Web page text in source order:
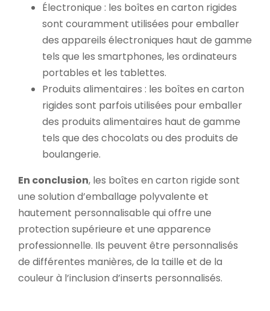
Électronique : les boîtes en carton rigides
sont couramment utilisées pour emballer
des appareils électroniques haut de gamme
tels que les smartphones, les ordinateurs
portables et les tablettes.
Produits alimentaires : les boîtes en carton
rigides sont parfois utilisées pour emballer
des produits alimentaires haut de gamme
tels que des chocolats ou des produits de
boulangerie.
En conclusion, les boîtes en carton rigide sont
une solution d’emballage polyvalente et
hautement personnalisable qui offre une
protection supérieure et une apparence
professionnelle. Ils peuvent être personnalisés
de différentes manières, de la taille et de la
couleur à l’inclusion d’inserts personnalisés.